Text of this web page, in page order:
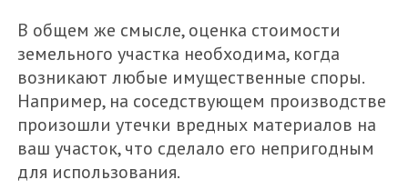
В общем же смысле, оценка стоимости
земельного участка необходима, когда
возникают любые имущественные споры.
Например, на соседствующем производстве
произошли утечки вредных материалов на
ваш участок, что сделало его непригодным
для использования.